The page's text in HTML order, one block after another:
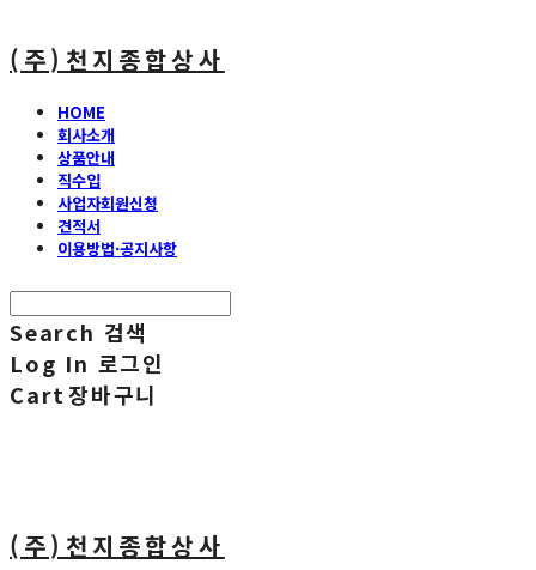
(주)천지종합상사
HOME
회사소개
상품안내
직수입
사업자회원신청
견적서
이용방법·공지사항
Search 검색
Log In 로그인
Cart장바구니
(주)천지종합상사